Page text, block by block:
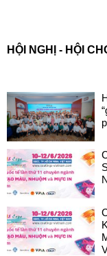
HỘI NGHỊ - HỘI